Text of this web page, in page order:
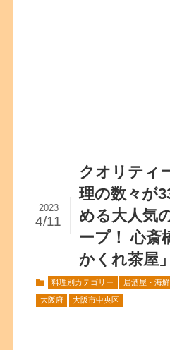
クオリティ
理の数々が
める大人気
ープ！ 心斎
かくれ茶屋」
2023
4/11
料理別カテゴリー 居酒屋・海
大阪府 大阪市中央区